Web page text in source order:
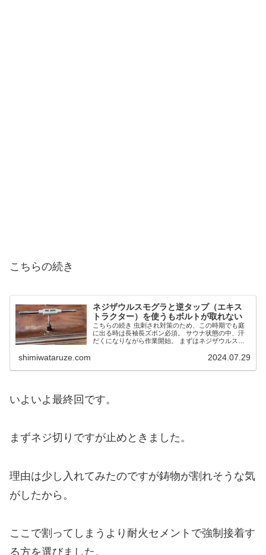
こちらの続き
ネジザウルスモグラと逆タップ（エキス
トラクター）を使うもボルトが取れない
こちらの続き 虫刺され対策のため、この時期でも庭
に出る時は長袖長ズボン必須。 サウナ状態の中、汗
だくになりながら作業開始。 まずはネジザウルスモ
で折れてしまいました。 ネジザウルスモグラは全く...
shimiwataruze.com 2024.07.29
いよいよ最終回です。
まずネジ切りですが止めときました。
理由は少し入れてみたのですが鋳物が割れそうな気
がしたから。
ここで割ってしまうより耐火セメントで強制接着す
る方を選びました。